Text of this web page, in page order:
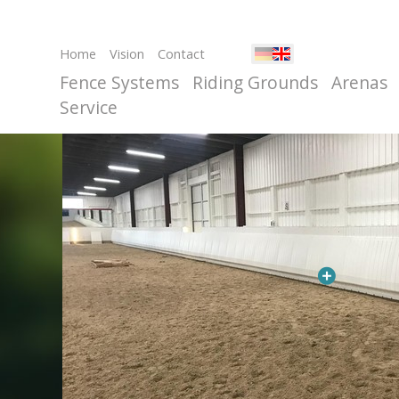
Home Vision Contact
Fence Systems Riding Grounds Arenas
Service